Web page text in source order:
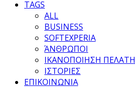
TAGS
ALL
BUSINESS
SOFTEXPERIA
ΆΝΘΡΩΠΟΙ
ΙΚΑΝΟΠΟΙΗΣΗ ΠΕΛΑΤΗ
ΙΣΤΟΡΙΕΣ
ΕΠΙΚΟΙΝΩΝΙΑ